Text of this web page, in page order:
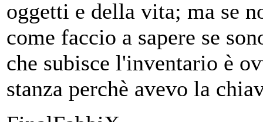
oggetti e della vita; ma se
come faccio a sapere se
che subisce l'inventario è
stanza perchè avevo la